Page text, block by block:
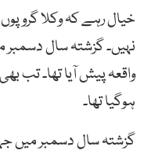
خیال رہے کہ وکلا
نہیں۔ گزشتہ سال
واقعہ پیش آیا تھا۔ تب
ہوگیا تھا۔
گزشتہ سال دسمبر میں